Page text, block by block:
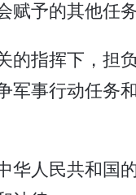
赋予的其他任务
的指挥下，担
军事行动任务
人民共和国